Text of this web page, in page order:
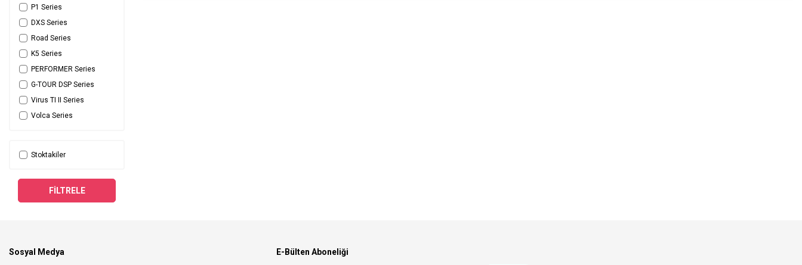
P1 Series
DXS Series
Road Series
K5 Series
PERFORMER Series
G-TOUR DSP Series
Virus TI II Series
Volca Series
Sudio F5 Series
Rokit Series
Sudio F5 PRO Series
Stoktakiler
FILTRELE
Sosyal Medya E-Bülten Aboneliği